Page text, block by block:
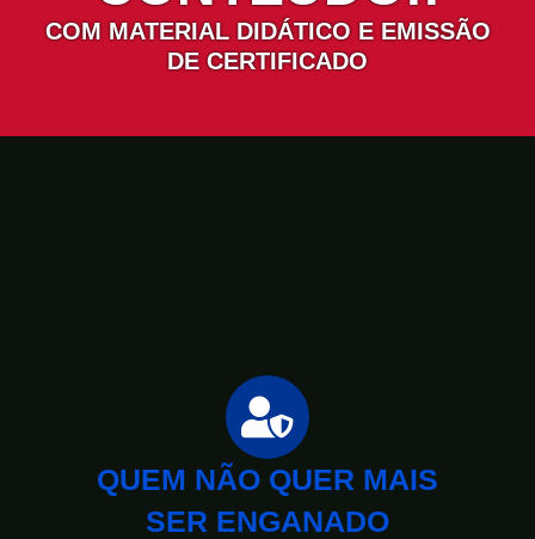
COM MATERIAL DIDÁTICO E EMISSÃO
DE CERTIFICADO
QUEM NÃO QUER MAIS
SER ENGANADO